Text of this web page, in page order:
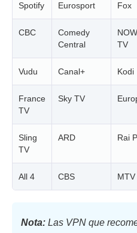
Spotify Eurosport Fox
CBC
Comedy
Central
NOW
TV
Vudu Canal+ Kodi
France
TV
Sky TV
Sling
TV
ARD Rai
All 4 CBS MTV
Nota: Las VPN que